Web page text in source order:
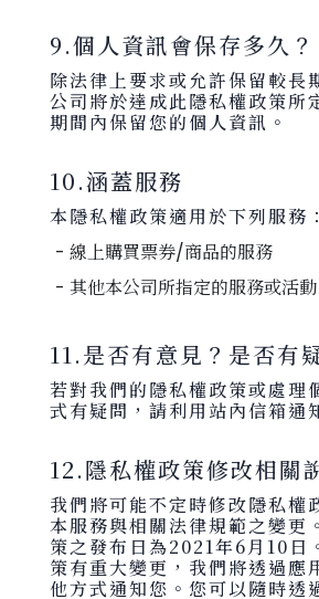
9.個人資訊會保存多久？
除法律上要求或允許保留較長
公司將於達成此隱私權政策所
期間內保留您的個人資訊。
10.涵蓋服務
本隱私權政策適用於下列服務：
- 線上購買票券/商品的服務
- 其他本公司所指定的服務或活動
11.是否有意見？是否有
若對我們的隱私權政策或處理
式有疑問，請利用站內信箱通
12.隱私權政策修改相關
我們將可能不定時修改隱私權
本服務與相關法律規範之變更
策之發布日為2021年6月10日
策有重大變更，我們將透過應
他方式通知您。您可以隨時透